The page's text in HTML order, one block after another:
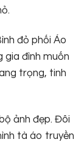
đỏ phối Áo
gia đình muốn
trọng, tinh
ảnh đẹp. Đôi
tà áo truyền